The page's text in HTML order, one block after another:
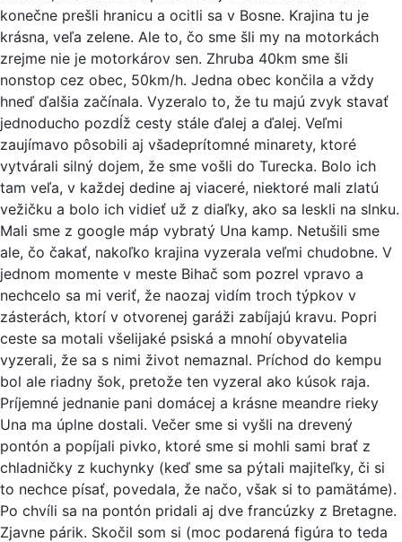
konečne prešli hranicu a ocitli sa v Bosne. Krajina tu je
krásna, veľa zelene. Ale to, čo sme šli my na motorkách
zrejme nie je motorkárov sen. Zhruba 40km sme šli
nonstop cez obec, 50km/h. Jedna obec končila a vždy
hneď ďalšia začínala. Vyzeralo to, že tu majú zvyk stavať
jednoducho pozdĺž cesty stále ďalej a ďalej. Veľmi
zaujímavo pôsobili aj všadeprítomné minarety, ktoré
vytvárali silný dojem, že sme vošli do Turecka. Bolo ich
tam veľa, v každej dedine aj viaceré, niektoré mali zlatú
vežičku a bolo ich vidieť už z diaľky, ako sa leskli na slnku.
Mali sme z google máp vybratý Una kamp. Netušili sme
ale, čo čakať, nakoľko krajina vyzerala veľmi chudobne. V
jednom momente v meste Bihač som pozrel vpravo a
nechcelo sa mi veriť, že naozaj vidím troch týpkov v
zásterách, ktorí v otvorenej garáži zabíjajú kravu. Popri
ceste sa motali všelijaké psiská a mnohí obyvatelia
vyzerali, že sa s nimi život nemaznal. Príchod do kempu
bol ale riadny šok, pretože ten vyzeral ako kúsok raja.
Príjemné jednanie pani domácej a krásne meandre rieky
Una ma úplne dostali. Večer sme si vyšli na drevený
pontón a popíjali pivko, ktoré sme si mohli sami brať z
chladničky z kuchynky (keď sme sa pýtali majiteľky, či si
to nechce písať, povedala, že načo, však si to pamätáme).
Po chvíli sa na pontón pridali aj dve francúzky z Bretagne.
Zjavne párik. Skočil som si (moc podarená figúra to teda